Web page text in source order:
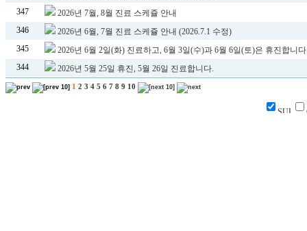
347
2026년 7월, 8월 진료 스케쥴 안내
346
2026년 6월, 7월 진료 스케쥴 안내 (2026.7.1 수정)
345
2026년 6월 2일(화) 진료하고, 6월 3일(수)과 6월 6일(토)은 휴진합니
344
2026년 5월 25일 휴진, 5월 26일 진료합니다.
1 2 3 4 5 6 7 8 9 10